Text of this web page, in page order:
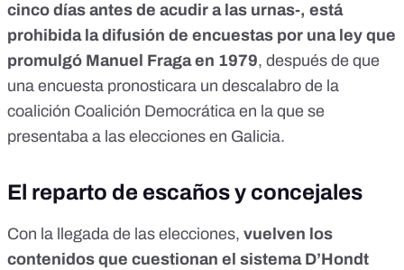
cinco días antes de acudir a las urnas-, está
prohibida la difusión de encuestas por una ley que
promulgó Manuel Fraga en 1979, después de que
una encuesta pronosticara un descalabro de la
coalición Coalición Democrática en la que se
presentaba a las elecciones en Galicia.
El reparto de escaños y concejales
Con la llegada de las elecciones, vuelven los
contenidos que cuestionan el sistema D’Hondt